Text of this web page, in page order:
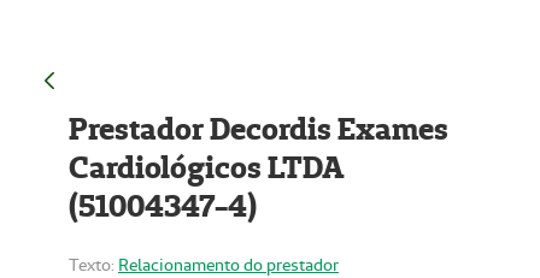
Prestador Decordis Exames
Cardiológicos LTDA
(51004347-4)
Texto: Relacionamento do prestador